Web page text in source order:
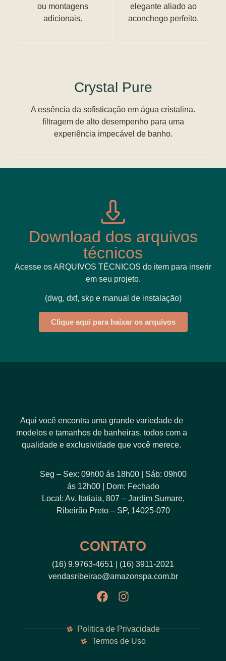
ou montagens
adicionais.
elegante aliado ao
aconchego perfeito.
Crystal Pure
A essência da sofisticação em água cristalina.
filtragem de alto desempenho para uma
experiência impecável de banho.
Download dos arquivos
técnicos
Acesse os ARQUIVOS TÉCNICOS do item para inserir
em seu projeto.
(dwg, dxf, skp e manual de instalação)
Clique aqui para baixar os arquivos
Aqui você encontra uma grande variedade de
modelos e tamanhos de banheiras, todos com a
qualidade e exclusividade que você merece.
Seg – Sex: 09h00 ás 18h00 | Sáb: 09h00
ás 12h00 | Dom: Fechado
Local: Av. Itatiaia, 807 – Jardim Sumare,
Ribeirão Preto – SP, 14025-070
CONTATO
(16) 9.9763-4651 | (16) 3911-2021
vendasribeirao@amazonspa.com.br
Politica de Privacidade
Termos de Uso